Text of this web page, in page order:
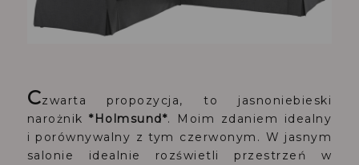
Czwarta propozycja, to jasnoniebieski
narożnik*Holmsund*. Moim zdaniem idealny
i porównywalny z tym czerwonym. W jasnym
salonie idealnie rozświetli przestrzeń w